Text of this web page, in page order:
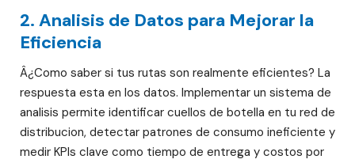
2. Analisis de Datos para Mejorar la
Eficiencia
Â¿Como saber si tus rutas son realmente eficientes? La
respuesta esta en los datos. Implementar un sistema de
analisis permite identificar cuellos de botella en tu red de
distribucion, detectar patrones de consumo ineficiente y
medir KPIs clave como tiempo de entrega y costos por